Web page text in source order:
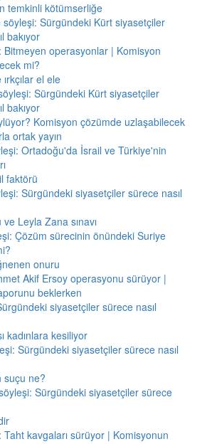
temkinli kötümserliğe
söyleşi: Sürgündeki Kürt siyasetçiler
bakıyor
Bitmeyen operasyonlar | Komisyon
mi?
el ele
söyleşi: Sürgündeki Kürt siyasetçiler
bakıyor
Komisyon çözümde uzlaşabilecek
ortak yayın
Ortadoğu'da İsrail ve Türkiye'nin
faktörü
Sürgündeki siyasetçiler sürece nasıl
Leyla Zana sınavı
Çözüm sürecinin önündeki Suriye
onuru
Akif Ersoy operasyonu sürüyor |
beklerken
siyasetçiler sürece nasıl
kadınlara kesiliyor
Sürgündeki siyasetçiler sürece nasıl
suçu ne?
Sürgündeki siyasetçiler sürece
Taht kavgaları sürüyor | Komisyonun